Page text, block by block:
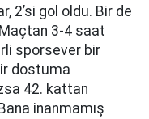
2’si gol oldu. Bir de
Maçtan 3-4 saat
sporsever bir
dostuma
42. kattan
inanmamış